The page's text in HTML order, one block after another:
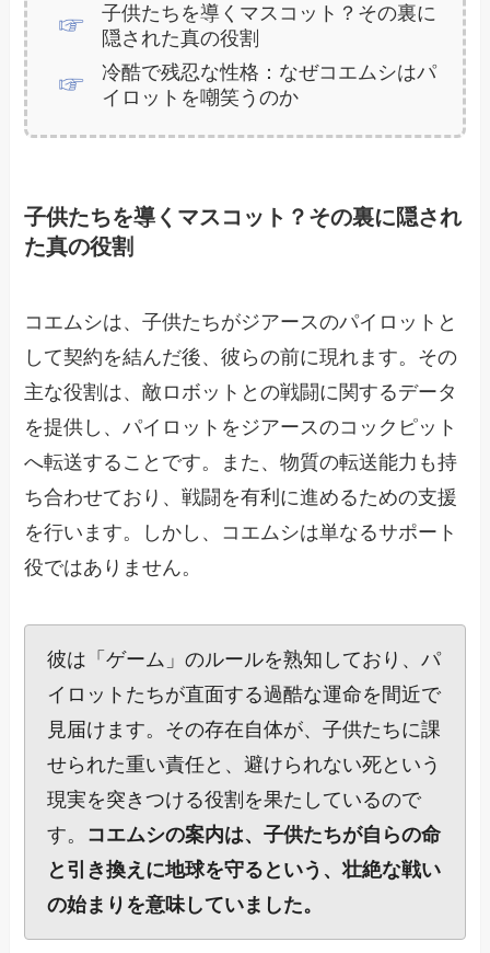
子供たちを導くマスコット？その裏に
隠された真の役割
冷酷で残忍な性格：なぜコエムシはパ
イロットを嘲笑うのか
子供たちを導くマスコット？その裏に隠され
た真の役割
コエムシは、子供たちがジアースのパイロットと
して契約を結んだ後、彼らの前に現れます。その
主な役割は、敵ロボットとの戦闘に関するデータ
を提供し、パイロットをジアースのコックピット
へ転送することです。また、物質の転送能力も持
ち合わせており、戦闘を有利に進めるための支援
を行います。しかし、コエムシは単なるサポート
役ではありません。
彼は「ゲーム」のルールを熟知しており、パ
イロットたちが直面する過酷な運命を間近で
見届けます。その存在自体が、子供たちに課
せられた重い責任と、避けられない死という
現実を突きつける役割を果たしているので
す。 コエムシの案内は、子供たちが自らの命
と引き換えに地球を守るという、壮絶な戦い
の始まりを意味していました。